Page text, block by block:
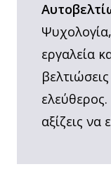
εργαλεία
αξίζεις να